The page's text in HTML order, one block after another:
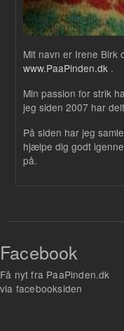
Mit navn er Irene Birk
www.PaaPinden.dk .
Min passion for strik
jeg siden 2007 har
På siden har jeg
hjælpe dig godt
på.
Facebook
Få nyt fra PaaPinden.dk
via facebooksiden